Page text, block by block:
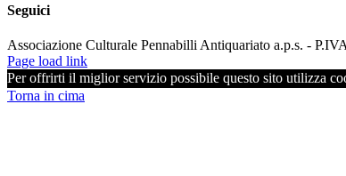
Seguici
Associazione Culturale Pennabilli Antiquariato a.p.s. -
Page load link
Per offrirti il miglior servizio possibile questo sito utilizza
Torna in cima